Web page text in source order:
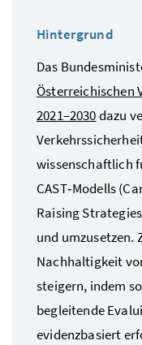
Hintergrund
Das
Österreichischen
2021–2030dazu
wissenschaftlich
CAST‑Modells (
Raising
und umzusetzen.
Nachhaltigkeit
steigern, indem
begleitende
evidenzbasiert